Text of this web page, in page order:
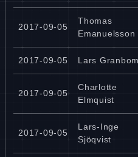
2017-09-05
Thomas
Emanuelsson
2017-09-05 Lars Granbom
2017-09-05
Charlotte
Elmquist
2017-09-05
Lars-Inge
Sjöqvist